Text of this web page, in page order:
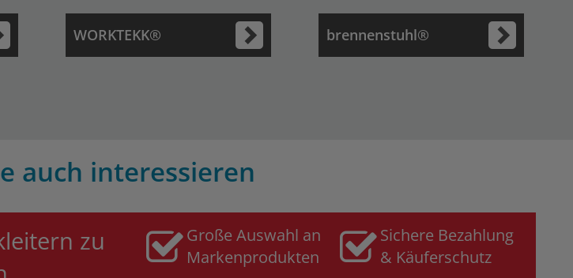
WORKTEKK® brennenstuhl®
auch interessieren
zu
Große Auswahl an
Markenprodukten
Sichere Bezahlung
& Käuferschutz